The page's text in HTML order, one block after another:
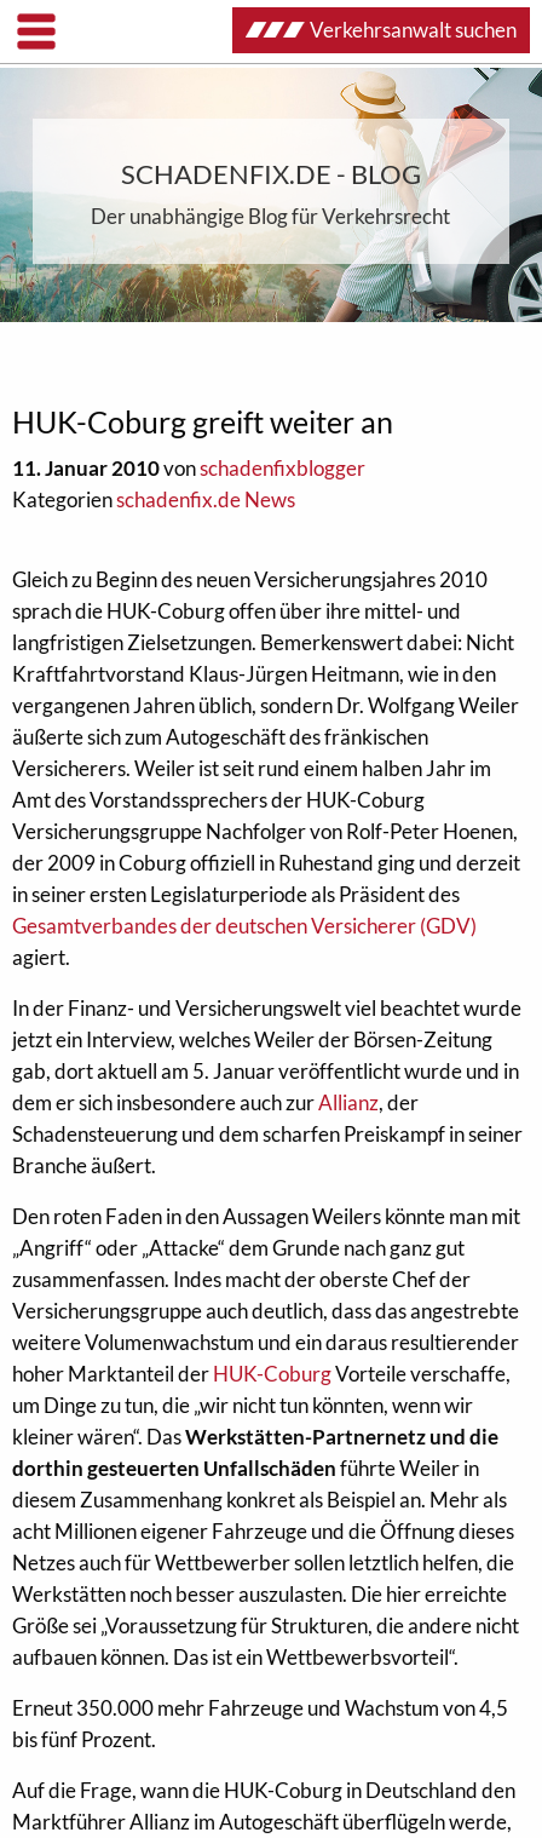
SCHADENFIX.DE - BLOG
Der unabhängige Blog für Verkehrsrecht
HUK-Coburg greift weiter an
11. Januar 2010vonschadenfixblogger
Kategorienschadenfix.de News
Gleich zu Beginn des neuen Versicherungsjahres 2010
sprach die HUK-Coburg offen über ihre mittel- und
langfristigen Zielsetzungen. Bemerkenswert dabei: Nicht
Kraftfahrtvorstand Klaus-Jürgen Heitmann, wie in den
vergangenen Jahren üblich, sondern Dr. Wolfgang Weiler
äußerte sich zum Autogeschäft des fränkischen
Versicherers. Weiler ist seit rund einem halben Jahr im
Amt des Vorstandssprechers der HUK-Coburg
Versicherungsgruppe Nachfolger von Rolf-Peter Hoenen,
der 2009 in Coburg offiziell in Ruhestand ging und derzeit
in seiner ersten Legislaturperiode als Präsident des
Gesamtverbandes der deutschen Versicherer (GDV)
agiert.
In der Finanz- und Versicherungswelt viel beachtet wurde
jetzt ein Interview, welches Weiler der Börsen-Zeitung
gab, dort aktuell am 5. Januar veröffentlicht wurde und in
dem er sich insbesondere auch zurAllianz, der
Schadensteuerung und dem scharfen Preiskampf in seiner
Branche äußert.
Den roten Faden in den Aussagen Weilers könnte man mit
„Angriff“ oder „Attacke“ dem Grunde nach ganz gut
zusammenfassen. Indes macht der oberste Chef der
Versicherungsgruppe auch deutlich, dass das angestrebte
weitere Volumenwachstum und ein daraus resultierender
hoher Marktanteil derHUK-CoburgVorteile verschaffe,
um Dinge zu tun, die „wir nicht tun könnten, wenn wir
kleiner wären“. DasWerkstätten-Partnernetz und die
dorthin gesteuerten Unfallschädenführte Weiler in
diesem Zusammenhang konkret als Beispiel an. Mehr als
acht Millionen eigener Fahrzeuge und die Öffnung dieses
Netzes auch für Wettbewerber sollen letztlich helfen, die
Werkstätten noch besser auszulasten. Die hier erreichte
Größe sei „Voraussetzung für Strukturen, die andere nicht
aufbauen können. Das ist ein Wettbewerbsvorteil“.
Erneut 350.000 mehr Fahrzeuge und Wachstum von 4,5
bis fünf Prozent.
Auf die Frage, wann die HUK-Coburg in Deutschland den
Marktführer Allianz im Autogeschäft überflügeln werde,
Verkehrsanwalt suchen